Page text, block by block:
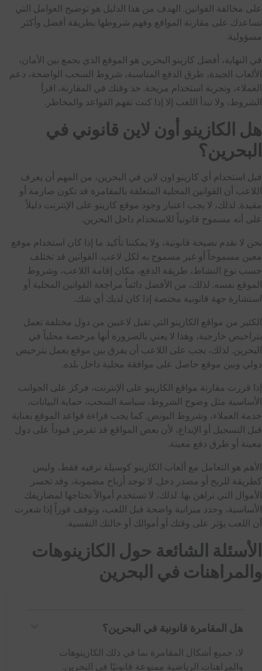
على مخالفة القوانين. الهدف من هذا الدليل هو توضيح العوامل التي
تساعدك على مقارنة المواقع وفهم شروطها بطريقة أفضل وأكثر
مسؤولية.
في النهاية، أفضل كازينو البحرين هو الموقع الذي يجمع بين الأمان،
الألعاب الجيدة، طرق الدفع المناسبة، شروط السحب الواضحة، دعم
العملاء، وتجربة استخدام مريحة. خذ وقتك في المقارنة، اقرأ
الشروط، ولا تبدأ اللعب إلا إذا كنت تفهم القواعد والمخاطر.
هل الكازينو أون لاين قانوني في
البحرين؟
قبل استخدام أي كازينو اون لاين في البحرين، من المهم أن يعرف
اللاعب أن القوانين المحلية المتعلقة بالمقامرة قد تكون صارمة أو
مقيدة. لذلك، لا يجب اعتبار وجود موقع كازينو على الإنترنت دليلاً
على أنه مسموح قانونياً للاستخدام داخل البحرين.
نحن لا نقدم نصيحة قانونية، ولا يمكننا تأكيد ما إذا كان استخدام موقع
معين مسموحاً أو غير مسموح به لكل لاعب. القوانين قد تختلف
حسب نوع النشاط، طريقة الدفع، مكان إقامة اللاعب، وشروط
الموقع نفسه. لذلك، من الأفضل دائماً مراجعة القوانين المحلية أو
استشارة جهة قانونية مختصة إذا كان لديك أي شك.
الكثير من مواقع الكازينو التي تقبل لاعبين من دول مختلفة تعمل
بتراخيص خارجية، وهذا لا يعني بالضرورة أنها مرخصة محلياً في
البحرين. لذلك، يجب على اللاعب أن يفرق بين موقع يعمل بترخيص
دولي وبين موقع حاصل على موافقة محلية داخل بلده.
إذا قررت مقارنة مواقع الكازينو على الإنترنت، فركز على الجوانب
الأساسية مثل وضوح الشروط، سياسة السحب، حماية البيانات،
خدمة العملاء، وشروط البونص. كما يجب قراءة قواعد الموقع بعناية
قبل التسجيل أو الإيداع، لأن بعض المواقع قد تفرض قيوداً على دول
معينة أو طرق دفع معينة.
الأهم هو التعامل مع ألعاب الكازينو كوسيلة ترفيه فقط، وليس
كطريقة للربح أو مصدر دخل. لا توجد أرباح مضمونة، وقد تخسر
الأموال التي تراهن بها. لذلك، لا تستخدم أموالاً تحتاجها لمصاريفك
الأساسية، وحدد ميزانية واضحة قبل اللعب، وتوقف فوراً إذا شعرت
أن اللعب يؤثر على وقتك أو أموالك أو حالتك النفسية.
الأسئلة الشائعة حول الكازينوهات
والمراهنات في البحرين
هل المقامرة قانونية في البحرين؟
لا، جميع أشكال المقامرة بما في ذلك الكازينوهات
والمراهنات الرياضية ممنوعة قانونيًا في البحرين.